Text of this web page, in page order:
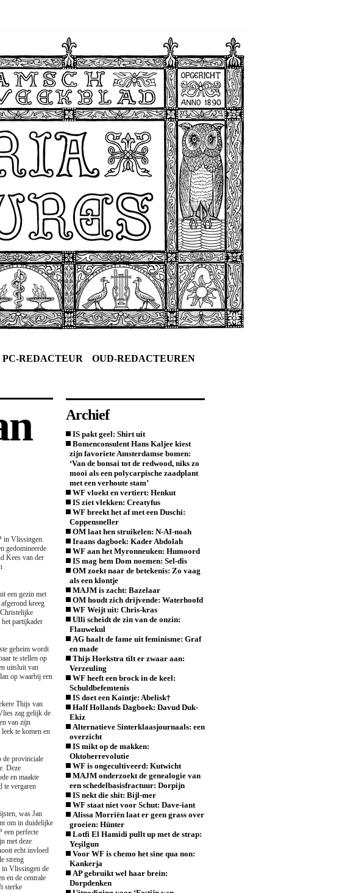
PC-REDACTEUR OUD-REDACTEUREN
in Vlissingen.
gedomineerde
Kees van der
een gezin met
kreeg
het partijkader
geheim wordt
te stellen op
uitsluit van
op waarbij een
Thijs van
zag gelijk de
van zijn
te komen en
de provinciale
Deze
en maakte
te vergaren
was Jan
om in duidelijke
een perfecte
met deze
echt invloed
streng
in Vlissingen de
en de centrale
sterke
Archief
IS pakt geel: Shirt uit
Bomenconsulent Hans Kaljee kiest
zijn favoriete Amsterdamse bomen:
‘Van de bonsai tot de redwood, niks zo
mooi als een polycarpische zaadplant
met een verhoute stam’
WF vloekt en vertiert: Henkut
IS ziet vlekken: Creatyfus
WF breekt het af met een Duschi:
Coppensneller
OM laat hen struikelen: N-AI-noah
Iraans dagboek: Kader Abdolah
WF aan het Myronneuken: Humoord
IS mag hem Dom noemen: Sel-dis
OM zoekt naar de betekenis: Zo vaag
als een klontje
MAJM is zacht: Bazelaar
OM houdt zich drijvende: Waterhoofd
WF Weijt uit: Chris-kras
Ulli scheidt de zin van de onzin:
Flauwekul
AG haalt de fame uit feminisme: Graf
en made
Thijs Hoekstra tilt er zwaar aan:
Verzeuling
WF heeft een brock in de keel:
Schuldbefemtenis
IS doet een Kaïntje: Abelisk†
Half Hollands Dagboek: Davud Duk-
Ekiz
Alternatieve Sinterklaasjournaals: een
overzicht
IS mikt op de makken:
Oktoberrevolutie
WF is ongecultiveerd: Kutwicht
MAJM onderzoekt de genealogie van
een schedelbasisfractuur: Dorpijn
IS nekt die shit: Bijl-mer
WF staat niet voor Schut: Dave-iant
Alissa Morriën laat er geen grass over
groeien: Hünter
Lotfi El Hamidi pullt up met de strap:
Yeşilgun
Voor WF is chemo het sine qua non:
Kankerja
AP gebruikt wel haar brein:
Dorpdenken